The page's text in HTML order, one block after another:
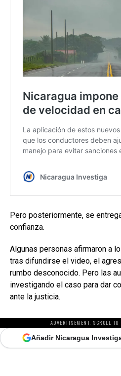
Pero posteriormente, se
confianza.
Algunas personas afirmaron a
tras difundirse el video, el
rumbo desconocido. Pero las
investigando el caso para dar
ante la justicia.
ADVERTISEMENT. SCROLL
Añadir Nicaragua